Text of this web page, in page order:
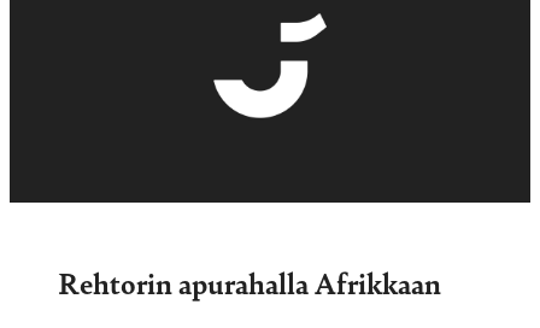
Rehtorin apurahalla Afrikkaan